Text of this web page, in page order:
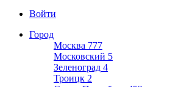
Войти
Город
Москва 777
Московский 5
Зеленоград 4
Троицк 2